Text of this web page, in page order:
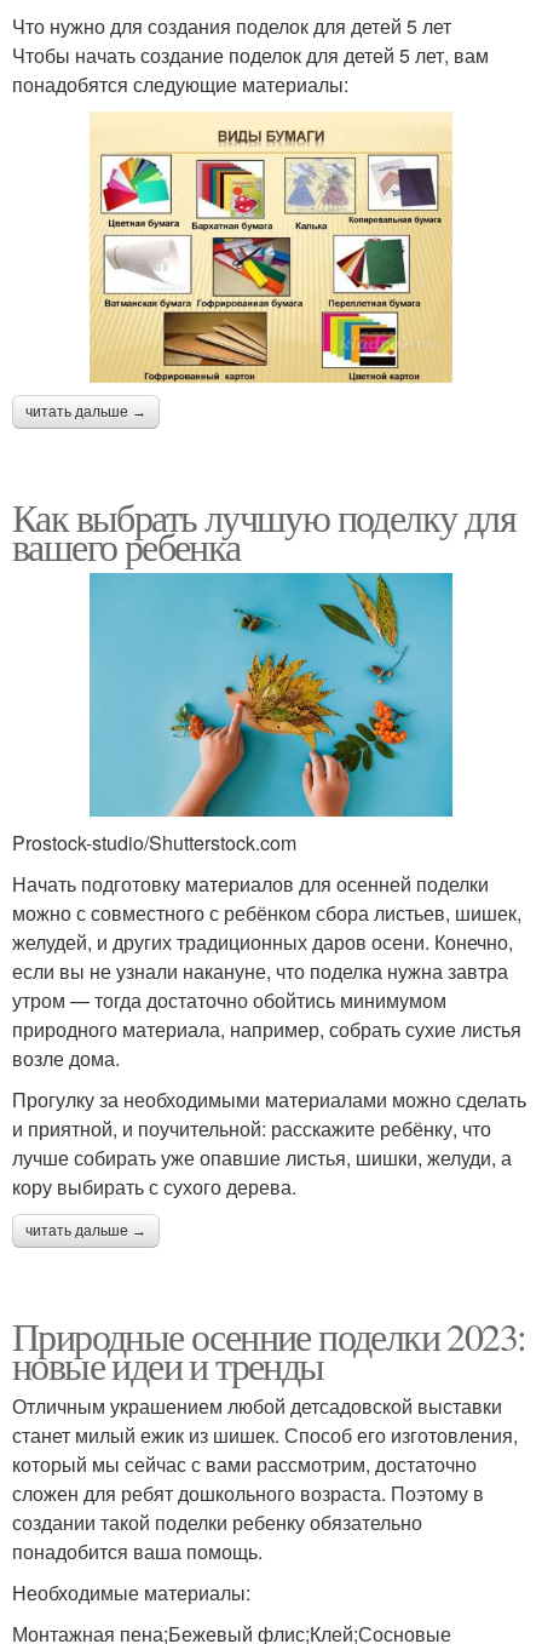
Что нужно для создания поделок для детей 5 лет
Чтобы начать создание поделок для детей 5 лет, вам
понадобятся следующие материалы:
читать дальше →
Как выбрать лучшую поделку для
вашего ребенка
Prostock-studio/Shutterstock.com
Начать подготовку материалов для осенней поделки
можно с совместного с ребёнком сбора листьев, шишек,
желудей, и других традиционных даров осени. Конечно,
если вы не узнали накануне, что поделка нужна завтра
утром — тогда достаточно обойтись минимумом
природного материала, например, собрать сухие листья
возле дома.
Прогулку за необходимыми материалами можно сделать
и приятной, и поучительной: расскажите ребёнку, что
лучше собирать уже опавшие листья, шишки, желуди, а
кору выбирать с сухого дерева.
читать дальше →
Природные осенние поделки 2023:
новые идеи и тренды
Отличным украшением любой детсадовской выставки
станет милый ежик из шишек. Способ его изготовления,
который мы сейчас с вами рассмотрим, достаточно
сложен для ребят дошкольного возраста. Поэтому в
создании такой поделки ребенку обязательно
понадобится ваша помощь.
Необходимые материалы:
Монтажная пена;Бежевый флис;Клей;Сосновые